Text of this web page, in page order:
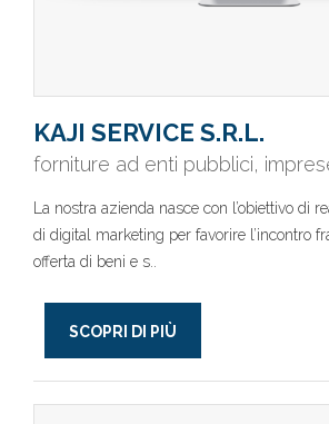
KAJI SERVICE S.R.L.
forniture ad enti pubblici,
La nostra azienda nasce con l’obiettivo di
di digital marketing per favorire l’incontro
offerta di beni e s..
SCOPRI DI PIÙ